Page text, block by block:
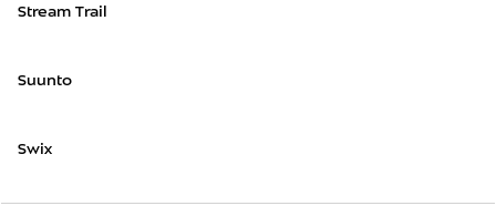
Stream Trail
Suunto
Swix